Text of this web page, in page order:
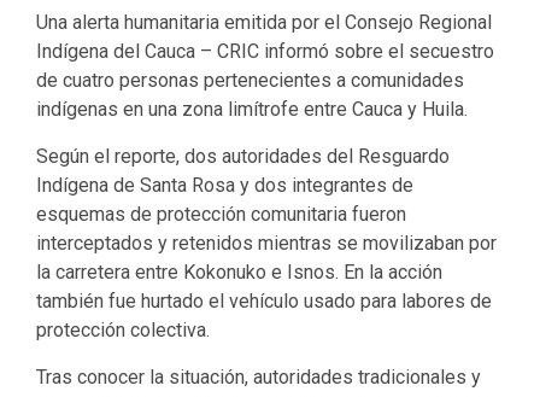
Una alerta humanitaria emitida por el Consejo Regional
Indígena del Cauca – CRIC informó sobre el secuestro
de cuatro personas pertenecientes a comunidades
indígenas en una zona limítrofe entre Cauca y Huila.
Según el reporte, dos autoridades del Resguardo
Indígena de Santa Rosa y dos integrantes de
esquemas de protección comunitaria fueron
interceptados y retenidos mientras se movilizaban por
la carretera entre Kokonuko e Isnos. En la acción
también fue hurtado el vehículo usado para labores de
protección colectiva.
Tras conocer la situación, autoridades tradicionales y